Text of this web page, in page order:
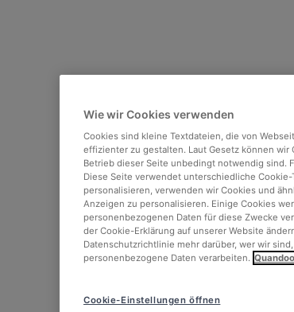
Wie wir Cookies verwenden
Cookies sind kleine Textdateien, die von
effizienter zu gestalten. Laut Gesetz können
Betrieb dieser Seite unbedingt notwendig sind.
Diese Seite verwendet unterschiedliche
personalisieren, verwenden wir Cookies und
Anzeigen zu personalisieren. Einige Cookies
personenbezogenen Daten für diese Zwecke
der Cookie-Erklärung auf unserer Website
Datenschutzrichtlinie mehr darüber, wer wir
personenbezogene Daten verarbeiten.
Cookie-Einstellungen öffnen